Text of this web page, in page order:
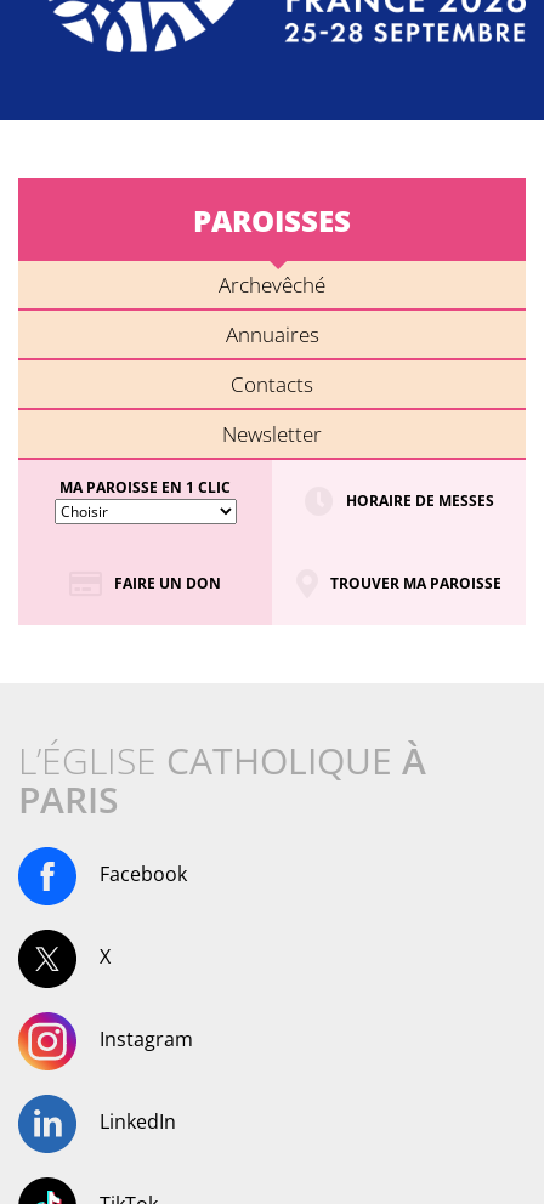
PAROISSES
Archevêché
Annuaires
Contacts
Newsletter
MA PAROISSE EN 1 CLIC
HORAIRE DE MESSES
FAIRE UN DON TROUVER MA PAROISSE
L’ÉGLISE CATHOLIQUE À
PARIS
Facebook
X
Instagram
LinkedIn